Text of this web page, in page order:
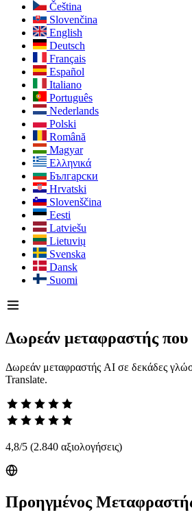
Čeština
Slovenčina
English
Deutsch
Français
Español
Italiano
Português
Nederlands
Polski
Română
Magyar
Ελληνικά
Български
Hrvatski
Slovenščina
Eesti
Latviešu
Lietuvių
Svenska
Dansk
Suomi
Δωρεάν μεταφραστής που
Δωρεάν μεταφραστής AI σε δεκάδες
Translate.
4,8/5 (2.840 αξιολογήσεις)
Προηγμένος